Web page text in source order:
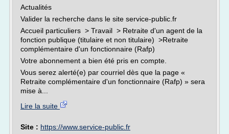
Actualités
Valider la recherche dans le site service-public.fr
Accueil particuliers > Travail > Retraite d'un agent de la
fonction publique (titulaire et non titulaire) >Retraite
complémentaire d'un fonctionnaire (Rafp)
Votre abonnement a bien été pris en compte.
Vous serez alerté(e) par courriel dès que la page «
Retraite complémentaire d'un fonctionnaire (Rafp) » sera
mise à...
Lire la suite
Site : https://www.service-public.fr